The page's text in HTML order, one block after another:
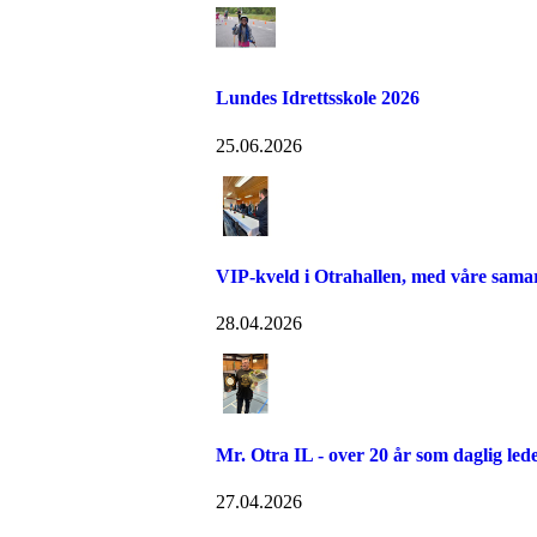
Lundes Idrettsskole 2026
25.06.2026
VIP-kveld i Otrahallen, med våre
28.04.2026
Mr. Otra IL - over 20 år som daglig
27.04.2026